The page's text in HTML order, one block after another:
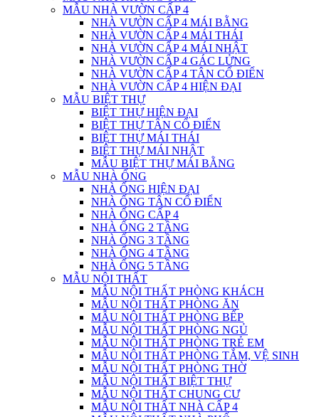
MẪU NHÀ VƯỜN CẤP 4
NHÀ VƯỜN CẤP 4 MÁI BẰNG
NHÀ VƯỜN CẤP 4 MÁI THÁI
NHÀ VƯỜN CẤP 4 MÁI NHẬT
NHÀ VƯỜN CẤP 4 GÁC LỬNG
NHÀ VƯỜN CẤP 4 TÂN CỔ ĐIỂN
NHÀ VƯỜN CẤP 4 HIỆN ĐẠI
MẪU BIỆT THỰ
BIỆT THỰ HIỆN ĐẠI
BIỆT THỰ TÂN CỔ ĐIỂN
BIỆT THỰ MÁI THÁI
BIỆT THỰ MÁI NHẬT
MẪU BIỆT THỰ MÁI BẰNG
MẪU NHÀ ỐNG
NHÀ ỐNG HIỆN ĐẠI
NHÀ ỐNG TÂN CỔ ĐIỂN
NHÀ ỐNG CẤP 4
NHÀ ỐNG 2 TẦNG
NHÀ ỐNG 3 TẦNG
NHÀ ỐNG 4 TẦNG
NHÀ ỐNG 5 TẦNG
MẪU NỘI THẤT
MẪU NỘI THẤT PHÒNG KHÁCH
MẪU NỘI THẤT PHÒNG ĂN
MẪU NỘI THẤT PHÒNG BẾP
MẪU NỘI THẤT PHÒNG NGỦ
MẪU NỘI THẤT PHÒNG TRẺ EM
MẪU NỘI THẤT PHÒNG TẮM, VỆ SINH
MẪU NỘI THẤT PHÒNG THỜ
MẪU NỘI THẤT BIỆT THỰ
MẪU NỘI THẤT CHUNG CƯ
MẪU NỘI THẤT NHÀ CẤP 4